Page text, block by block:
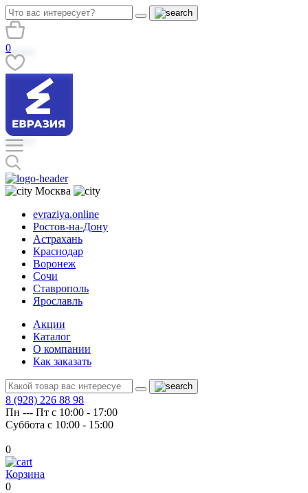
0
Москва
evraziya.online
Ростов-на-Дону
Астрахань
Краснодар
Воронеж
Сочи
Ставрополь
Ярославль
Акции
Каталог
О компании
Как заказать
8 (928) 226 88 98
Пн --- Пт с 10:00 - 17:00
Суббота с 10:00 - 15:00
0
Корзина
0